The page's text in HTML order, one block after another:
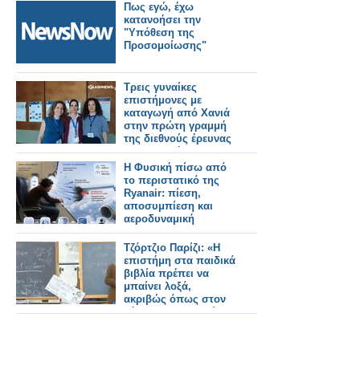
Πως εγώ, έχω
κατανοήσει την
"Υπόθεση της
Προσομοίωσης"
Τρεις γυναίκες
επιστήμονες με
καταγωγή από Χανιά
στην πρώτη γραμμή
της διεθνούς έρευνας
στη φυσική
Η Φυσική πίσω από
το περιστατικό της
Ryanair: πίεση,
αποσυμπίεση και
αεροδυναμική
Τζόρτζιο Παρίζι: «Η
επιστήμη στα παιδικά
βιβλία πρέπει να
μπαίνει λοξά,
ακριβώς όπως στον
κόσμο των παιδιών»